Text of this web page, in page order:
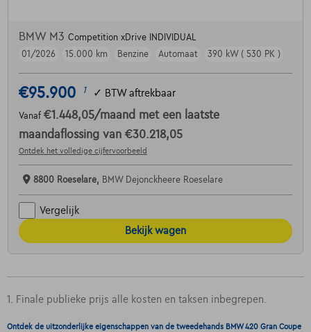
BMW M3 Competition xDrive INDIVIDUAL
01/2026
15.000 km Benzine Automaat 390 kW ( 530 PK )
€95.900 1 ✓ BTW aftrekbaar
Vanaf €1.448,05/maand met een laatste
maandaflossing van €30.218,05
Ontdek het volledige cijfervoorbeeld
8800 Roeselare, BMW Dejonckheere Roeselare
Vergelijk
Bekijk wagen
1. Finale publieke prijs alle kosten en taksen inbegrepen.
Ontdek de uitzonderlijke eigenschappen van de tweedehands BMW 420 Gran Coupe